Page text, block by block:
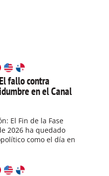
fallo contra
en el Canal
El Fin de la Fase
2026 ha quedado
como el día en